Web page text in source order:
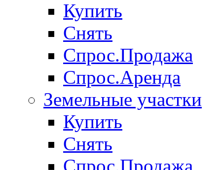
Купить
Снять
Спрос.Продажа
Спрос.Аренда
Земельные участки
Купить
Снять